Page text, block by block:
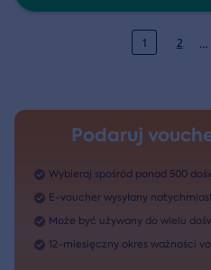
1 2 …
Podaruj
Wybieraj spośród ponad 500
E-voucher wysyłany
Może być używany do wielu
12-miesięczny okres ważności